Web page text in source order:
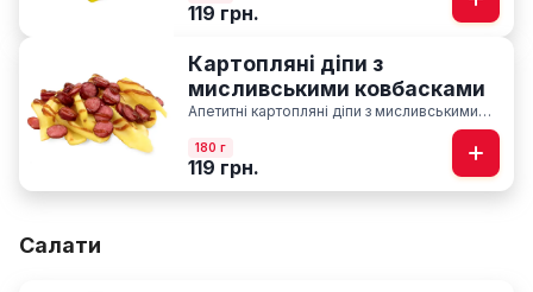
119 грн.
Картопляні діпи з
мисливськими ковбасками
Апетитні картопляні діпи з мисливськими
ковбасками запечені у печі із соусом BBQ
180 г
119 грн.
Салати